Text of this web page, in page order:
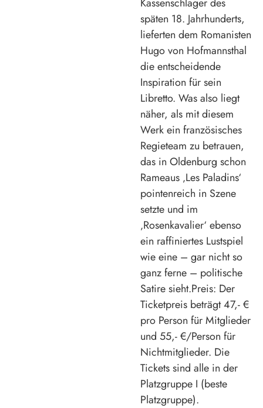
späten 18. Jahrhunderts,
lieferten dem Romanisten
Hugo von Hofmannsthal
die entscheidende
Inspiration für sein
Libretto. Was also liegt
näher, als mit diesem
Werk ein französisches
Regieteam zu betrauen,
das in Oldenburg schon
Rameaus ‚Les Paladins‘
pointenreich in Szene
setzte und im
‚Rosenkavalier‘ ebenso
ein raffiniertes Lustspiel
wie eine – gar nicht so
ganz ferne – politische
Satire sieht.Preis: Der
Ticketpreis beträgt 47,- €
pro Person für Mitglieder
und 55,- €/Person für
Nichtmitglieder. Die
Tickets sind alle in der
Platzgruppe I (beste
Platzgruppe).